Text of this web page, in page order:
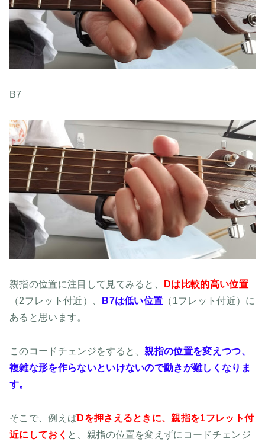
B7
親指の位置に注目して見てみると、
Dは比較的高い位置
（2フレット付近）、
B7は低い位置 （1フレット付近）に
あると思います。
このコードチェンジをすると、親指の位置を変えつつ、
複雑な形を作らないといけないので動きが難しくなりま
す。
そこで、例えばDを押さえるときに、親指を1フレット付
近にしておく と、親指の位置を変えずにコードチェンジ